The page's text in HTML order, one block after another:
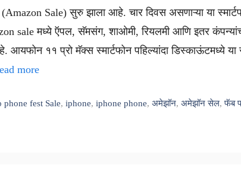
Sale) सुरु झाला आहे. चार दिवस असणाऱ्या या
sale मध्ये ऍपल, सॅमसंग, शाओमी, रियलमी आणि इतर
११ प्रो मॅक्स स्मार्टफोन पहिल्यांदा डिस्काऊंटमध्ये
more
phone fest Sale,iphone,iphone phone,अमेझॉन,अमेझॉन सेल,फॅब